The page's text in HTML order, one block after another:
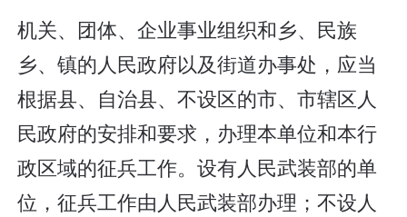
机关、团体、企业事业组织和乡、民族
乡、镇的人民政府以及街道办事处，应当
根据县、自治县、不设区的市、市辖区人
民政府的安排和要求，办理本单位和本行
政区域的征兵工作。设有人民武装部的单
位，征兵工作由人民武装部办理；不设人